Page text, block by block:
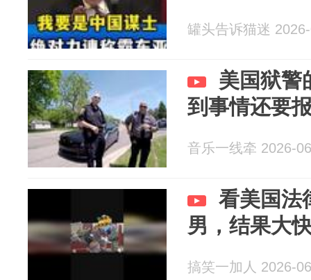
罐头告诉猫迷
美国狱警
到事情还要
音乐一线牵 2026-
看美国法
男，结果大
搞笑一加人 2026-